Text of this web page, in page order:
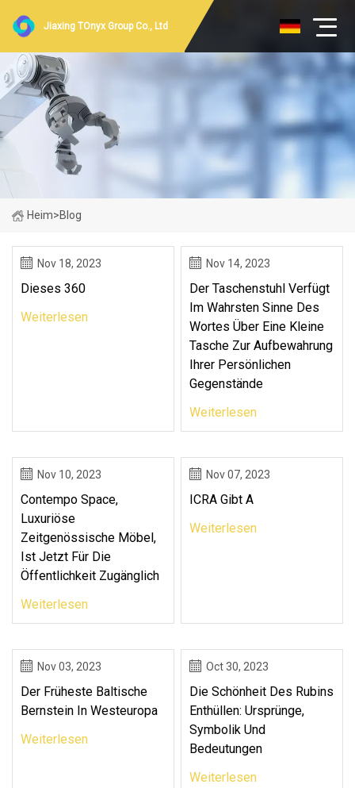
Jiaxing TOnyx Group Co., Ltd
Heim>Blog
Nov 18, 2023
Dieses 360
Weiterlesen
Nov 14, 2023
Der Taschenstuhl Verfügt
Im Wahrsten Sinne Des
Wortes Über Eine Kleine
Tasche Zur Aufbewahrung
Ihrer Persönlichen
Gegenstände
Weiterlesen
Nov 10, 2023
Contempo Space,
Luxuriöse
Zeitgenössische Möbel,
Ist Jetzt Für Die
Öffentlichkeit Zugänglich
Weiterlesen
Nov 07, 2023
ICRA Gibt A
Weiterlesen
Nov 03, 2023
Der Früheste Baltische
Bernstein In Westeuropa
Weiterlesen
Oct 30, 2023
Die Schönheit Des Rubins
Enthüllen: Ursprünge,
Symbolik Und
Bedeutungen
Weiterlesen